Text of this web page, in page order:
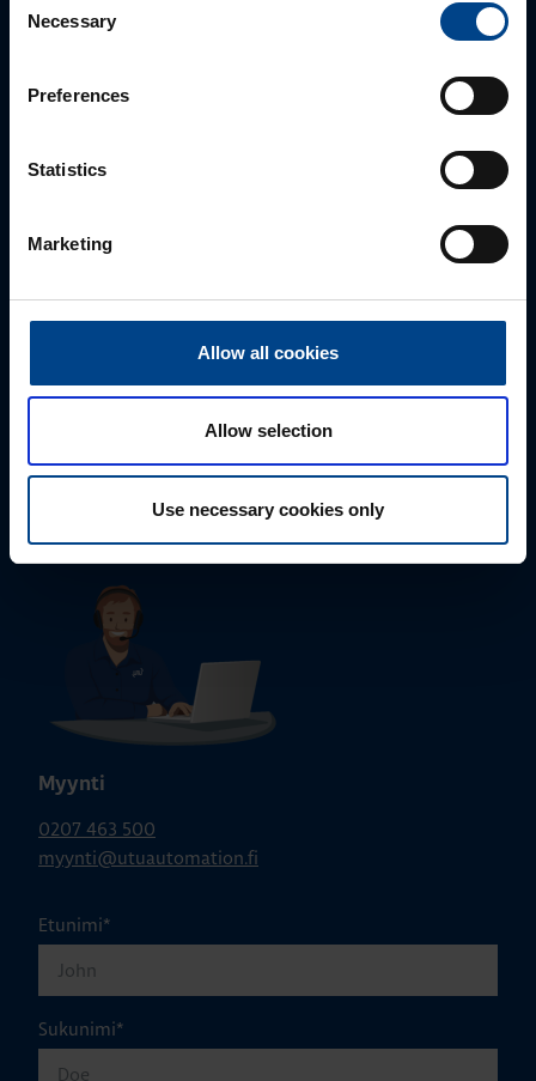
Selection
Necessary
Preferences
Statistics
Marketing
Allow all cookies
Allow selection
Use necessary cookies only
Autamme mielellämme, jotta löydämme sinulle
sähköpostitse tai verkkolomakkeen kautta.
Tekninen tuki
tuki@utuautomation.fi
Myynti
0207 463 500
myynti@utuautomation.fi
Etunimi*
Sukunimi*